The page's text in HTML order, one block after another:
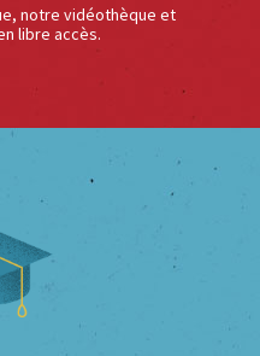
notre vidéothèque et
libre accès.